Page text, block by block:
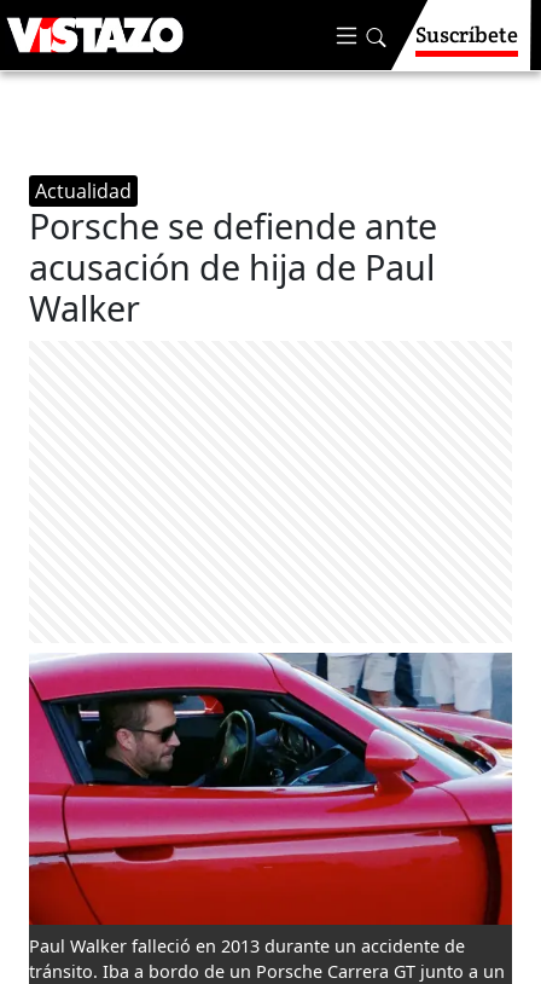
Suscríbete
Actualidad
Porsche se defiende ante
acusación de hija de Paul
Walker
Paul Walker falleció en 2013 durante un accidente de
tránsito. Iba a bordo de un Porsche Carrera GT junto a un